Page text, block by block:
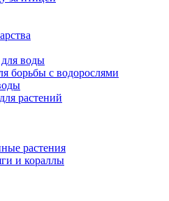
воды
борьбы с водорослями
растений
растения
и кораллы